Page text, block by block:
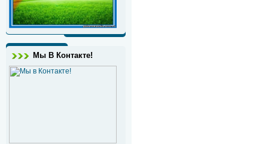
Мы В Контакте!